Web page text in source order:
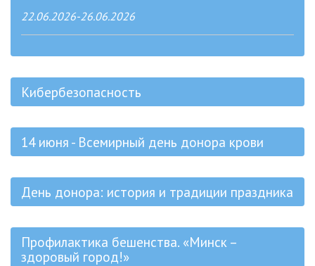
22.06.2026-26.06.2026
Кибербезопасность
14 июня - Всемирный день донора крови
День донора: история и традиции праздника
Профилактика бешенства. «Минск –
здоровый город!»